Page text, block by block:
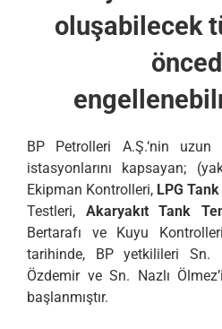
oluşabilecek
BP Petrolleri A.Ş.‘nin uzun
istasyonlarını kapsayan;
Ekipman Kontrolleri, LPG
Testleri, Akaryakıt Tank
Bertarafı ve Kuyu
tarihinde, BP yetkilileri Sn.
Özdemir ve Sn. Nazlı
başlanmıştır.